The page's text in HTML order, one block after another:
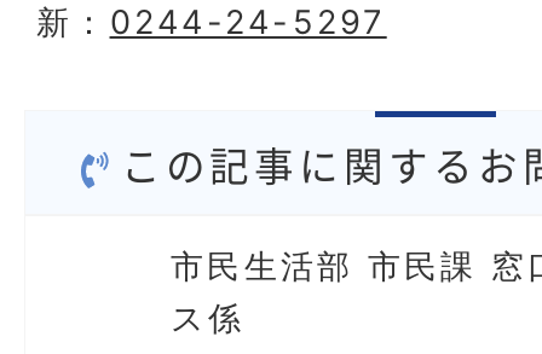
新： 0244-24-5297
この記事に関するお
市民生活部 市民課 窓
ス係